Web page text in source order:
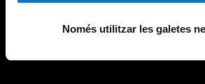
Només utilitzar les galetes